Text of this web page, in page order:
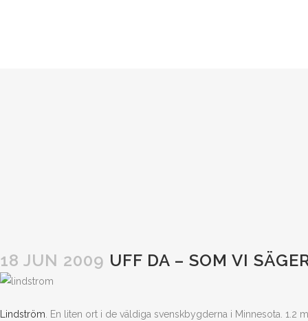
18 JUN 2009 UFF DA – SOM VI
Lindström. En liten ort i de väldiga svenskbygderna i Minnesota. 1.2